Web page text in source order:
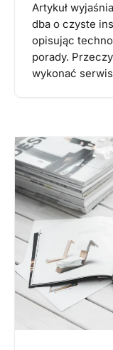
Artykuł
dba o czyste
opisując
porady.
wykonać